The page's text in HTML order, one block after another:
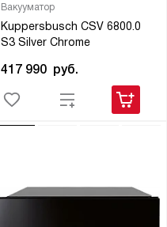
Вакууматор
Kuppersbusch CSV 6800.0
S3 Silver Chrome
417 990 руб.